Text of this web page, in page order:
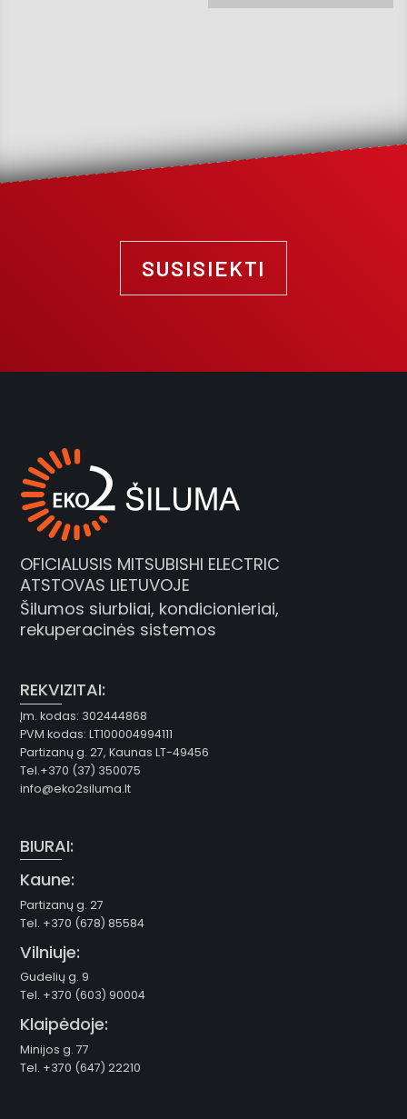
SUSISIEKTI
OFICIALUSIS MITSUBISHI ELECTRIC
ATSTOVAS LIETUVOJE
Šilumos siurbliai, kondicionieriai,
rekuperacinės sistemos
REKVIZITAI:
Įm. kodas: 302444868
PVM kodas: LT100004994111
Partizanų g. 27, Kaunas LT-49456
Tel.+370 (37) 350075
info@eko2siluma.lt
BIURAI:
Kaune:
Partizanų g. 27
Tel. +370 (678) 85584
Vilniuje:
Gudelių g. 9
Tel. +370 (603) 90004
Klaipėdoje:
Minijos g. 77
Tel. +370 (647) 22210